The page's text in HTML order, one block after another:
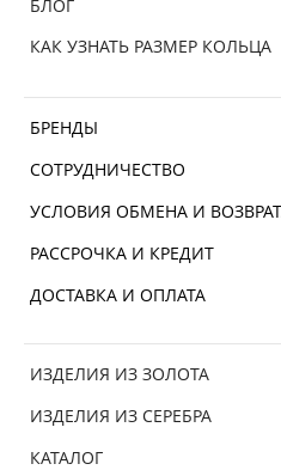
БЛОГ
КАК УЗНАТЬ РАЗМЕР КОЛЬЦА
БРЕНДЫ
СОТРУДНИЧЕСТВО
УСЛОВИЯ ОБМЕНА И
РАССРОЧКА И КРЕДИТ
ДОСТАВКА И ОПЛАТА
ИЗДЕЛИЯ ИЗ ЗОЛОТА
ИЗДЕЛИЯ ИЗ СЕРЕБРА
КАТАЛОГ